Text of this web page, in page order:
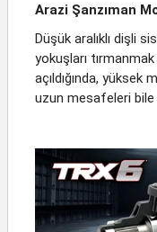
Arazi Şanzıman
Düşük aralıklı dişli
yokuşları
açıldığında,
uzun mesafeleri bile